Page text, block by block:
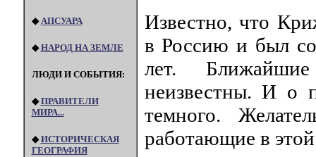
◆ АПСУАРА
◆НАРОД НА ЗЕМЛЕ
ЛЮДИ И СОБЫТИЯ:
◆ПРАВИТЕЛИ
МИРА...
◆ИСТОРИЧЕСКАЯ
ГЕОГРАФИЯ
Известно, что
в Россию и был
лет. Ближайшие
неизвестны. И о
темного.
работающие в